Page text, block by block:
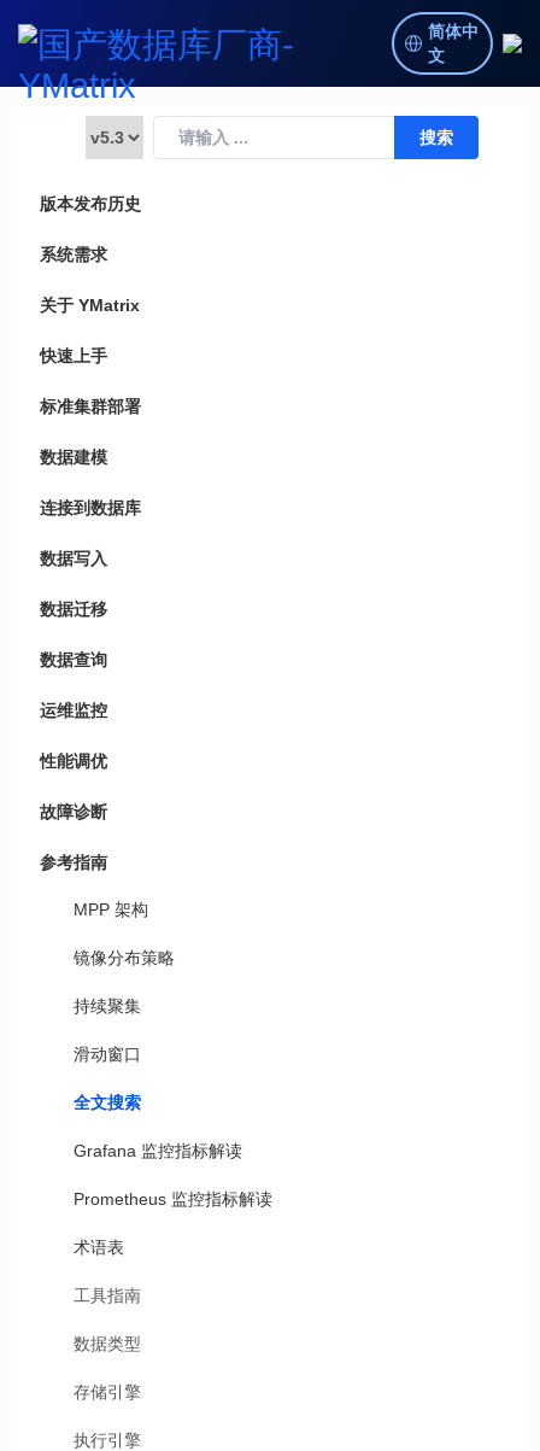
简体中
文
版本发布历史
系统需求
关于 YMatrix
快速上手
标准集群部署
数据建模
连接到数据库
数据写入
数据迁移
数据查询
运维监控
性能调优
故障诊断
参考指南
MPP 架构
镜像分布策略
持续聚集
滑动窗口
全文搜索
Grafana 监控指标解读
Prometheus 监控指标解读
术语表
工具指南
数据类型
存储引擎
执行引擎